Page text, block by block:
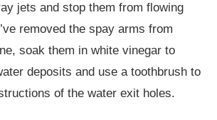
jets and stop them from flowing
removed the spay arms from
soak them in white vinegar to
deposits and use a toothbrush to
of the water exit holes.